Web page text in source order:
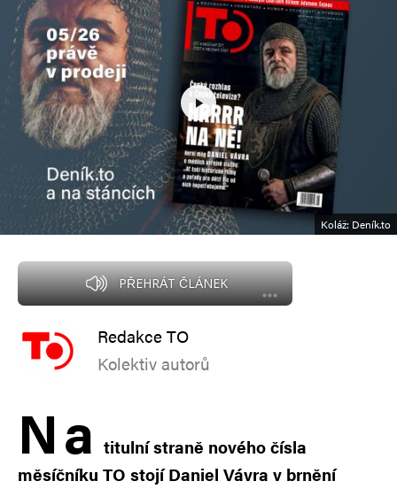
Koláž: Deník.to
PŘEHRÁT ČLÁNEK
Redakce TO
Kolektiv autorů
Na titulní straně nového čísla
měsíčníku TO stojí Daniel Vávra v brnění